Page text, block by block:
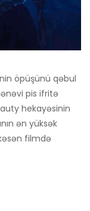
öpüşünü qəbul
pis ifritə
hekayəsinin
ən yüksək
filmdə